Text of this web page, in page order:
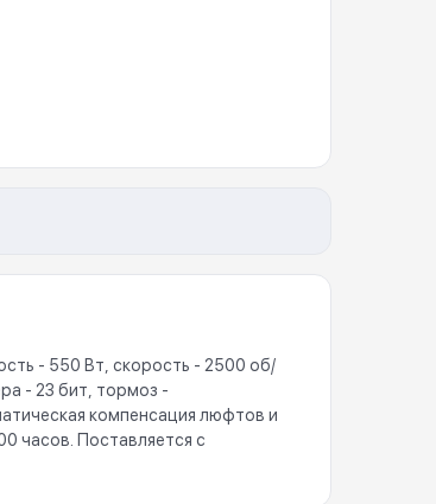
- 550 Вт, скорость - 2500 об/
- 23 бит, тормоз -
компенсация люфтов и
часов. Поставляется с